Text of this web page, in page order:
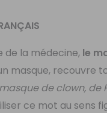
de la médecine, le
masque, recouvre
de clown, de
ce mot au sens